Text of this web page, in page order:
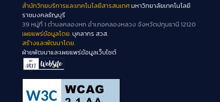
สำนักวิทยบริการและเทคโนโลยีสารสนเทศมหาวิทยาลัยเทคโนโลยี
ราชมงคลธัญบุรี
39 หมู่ที่ 1 ตำบลคลองหก อำเภอคลองหลวง จังหวัดปทุมธานี 12120
เผยแพร่ข้อมูลโดย.บุคลากร สวส.
สร้างและพัฒนาโดย.
ฝ่ายพัฒนาและเผยแพร่ข้อมูลเว็บไซต์